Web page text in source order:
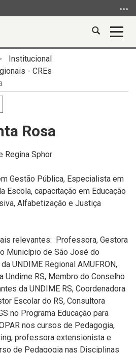
Abrir
Institucional
- CREs
Rosa
Regina Sphor
Gestão Pública, Especialista em
Escola, capacitação em Educação
Alfabetização e Justiça
relevantes: Professora, Gestora
Município de São José do
UNDIME Regional AMUFRON,
Undime RS, Membro do Conselho
da UNDIME RS, Coordenadora
Escolar do RS, Consultora
no Programa Educação para
nos cursos de Pedagogia,
professora extensionista e
de Pedagogia nas Disciplinas